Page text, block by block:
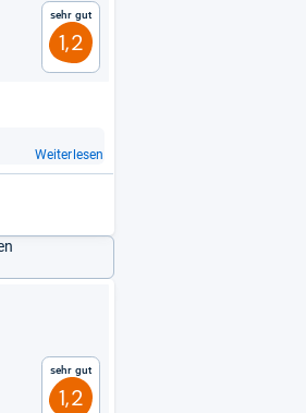
Sehr gut
1,2
Weiterlesen
Sehr gut
1,2